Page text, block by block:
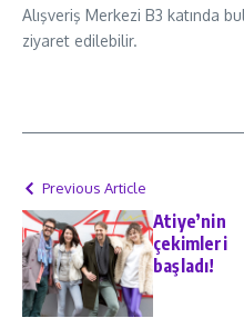
Alışveriş Merkezi B3 katında
ziyaret edilebilir.
Previous Article
Atiye’nin
çekimleri
başladı!